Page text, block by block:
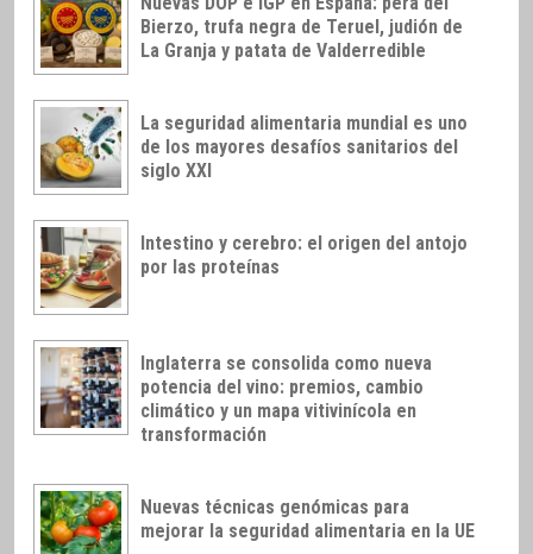
Bierzo, trufa negra de Teruel, judión de
La Granja y patata de Valderredible
La seguridad alimentaria mundial es uno
de los mayores desafíos sanitarios del
siglo XXI
Intestino y cerebro: el origen del antojo
por las proteínas
Inglaterra se consolida como nueva
potencia del vino: premios, cambio
climático y un mapa vitivinícola en
transformación
Nuevas técnicas genómicas para
mejorar la seguridad alimentaria en la UE